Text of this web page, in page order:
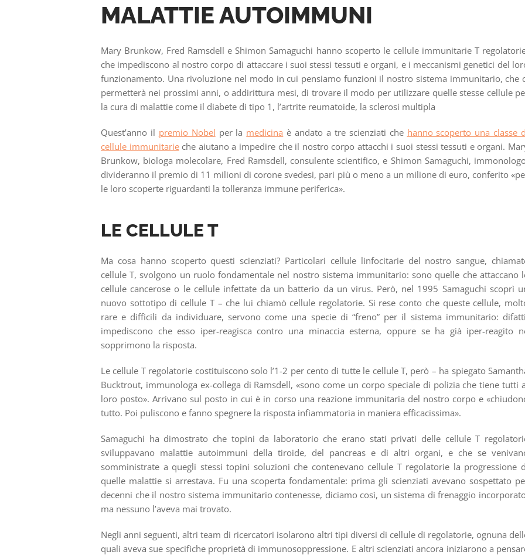
MALATTIE AUTOIMMUNI
Mary Brunkow, Fred Ramsdell e Shimon Samaguchi hanno scoperto le cellule immunitarie T
che impediscono al nostro corpo di attaccare i suoi stessi tessuti e organi, e i meccanismi genetici del
funzionamento. Una rivoluzione nel modo in cui pensiamo funzioni il nostro sistema immunitario, che
permetterà nei prossimi anni, o addirittura mesi, di trovare il modo per utilizzare quelle stesse cellule
la cura di malattie come il diabete di tipo 1, l’artrite reumatoide, la sclerosi multipla
Quest’anno il premio Nobel per la medicina è andato a tre scienziati che hanno scoperto una classe
cellule immunitarieche aiutano a impedire che il nostro corpo attacchi i suoi stessi tessuti e organi.
Brunkow, biologa molecolare, Fred Ramsdell, consulente scientifico, e Shimon Samaguchi,
divideranno il premio di 11 milioni di corone svedesi, pari più o meno a un milione di euro, conferito
le loro scoperte riguardanti la tolleranza immune periferica».
LE CELLULE T
Ma cosa hanno scoperto questi scienziati? Particolari cellule linfocitarie del nostro sangue,
cellule T, svolgono un ruolo fondamentale nel nostro sistema immunitario: sono quelle che attaccano
cellule cancerose o le cellule infettate da un batterio da un virus. Però, nel 1995 Samaguchi scoprì
nuovo sottotipo di cellule T – che lui chiamò cellule regolatorie. Si rese conto che queste cellule,
rare e difficili da individuare, servono come una specie di “freno” per il sistema immunitario:
impediscono che esso iper-reagisca contro una minaccia esterna, oppure se ha già iper-reagito
sopprimono la risposta.
Le cellule T regolatorie costituiscono solo l’1-2 per cento di tutte le cellule T, però – ha spiegato
Bucktrout, immunologa ex-collega di Ramsdell, «sono come un corpo speciale di polizia che tiene tutti
loro posto». Arrivano sul posto in cui è in corso una reazione immunitaria del nostro corpo e
tutto. Poi puliscono e fanno spegnere la risposta infiammatoria in maniera efficacissima».
Samaguchi ha dimostrato che topini da laboratorio che erano stati privati delle cellule T
sviluppavano malattie autoimmuni della tiroide, del pancreas e di altri organi, e che se
somministrate a quegli stessi topini soluzioni che contenevano cellule T regolatorie la progressione
quelle malattie si arrestava. Fu una scoperta fondamentale: prima gli scienziati avevano sospettato
decenni che il nostro sistema immunitario contenesse, diciamo così, un sistema di frenaggio
ma nessuno l’aveva mai trovato.
Negli anni seguenti, altri team di ricercatori isolarono altri tipi diversi di cellule di regolatorie, ognuna
quali aveva sue specifiche proprietà di immunosoppressione. E altri scienziati ancora iniziarono a